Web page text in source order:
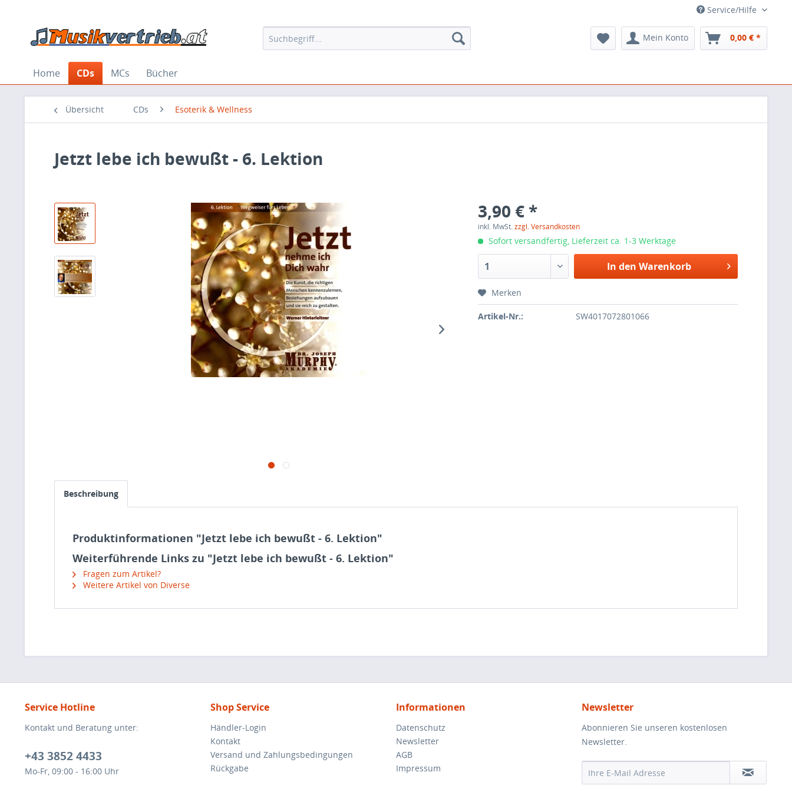
Service/Hilfe
Mein Konto 0,00 € *
Home CDs MCs Bücher
Übersicht CDs Esoterik & Wellness
Jetzt lebe ich bewußt - 6. Lektion
3,90 € *
inkl. MwSt.zzgl. Versandkosten
Sofort versandfertig, Lieferzeit ca. 1-3 Werktage
In den Warenkorb
Merken
Artikel-Nr.: SW4017072801066
Beschreibung
Produktinformationen "Jetzt lebe ich bewußt - 6. Lektion"
Weiterführende Links zu "Jetzt lebe ich bewußt - 6. Lektion"
Fragen zum Artikel?
Weitere Artikel von Diverse
Service Hotline
Kontakt und Beratung unter:
+43 3852 4433
Mo-Fr, 09:00 - 16:00 Uhr
Shop Service
Händler-Login
Kontakt
Versand und Zahlungsbedingungen
Rückgabe
Informationen
Datenschutz
Newsletter
AGB
Impressum
Newsletter
Abonnieren Sie unseren kostenlosen
Newsletter.